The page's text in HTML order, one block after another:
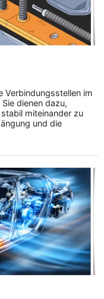
Verbindungsstellen im
dienen dazu,
miteinander zu
und die